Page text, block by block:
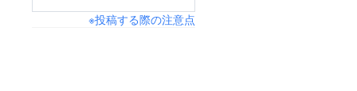
※投稿する際の注意点